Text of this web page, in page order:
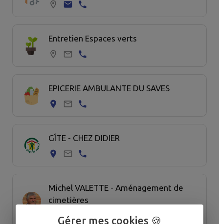
Entretien Espaces verts
EPICERIE AMBULANTE DU SAVES
GÎTE - CHEZ DIDIER
Michel VALETTE - Aménagement de
cimetières
Gérer mes cookies 🍪